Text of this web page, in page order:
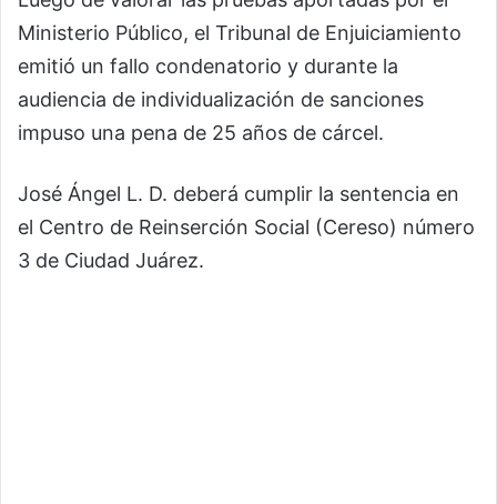
Ministerio Público, el Tribunal de Enjuiciamiento
emitió un fallo condenatorio y durante la
audiencia de individualización de sanciones
impuso una pena de 25 años de cárcel.
José Ángel L. D. deberá cumplir la sentencia en
el Centro de Reinserción Social (Cereso) número
3 de Ciudad Juárez.